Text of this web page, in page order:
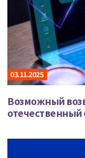
03.11.2025
Возможный
отечественный